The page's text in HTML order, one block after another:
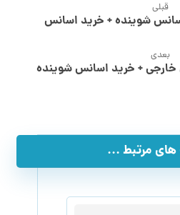
قبلی
شوینده + خرید اسانس
بعدی
خارجی + خرید اسانس شوینده
مرتبط ...